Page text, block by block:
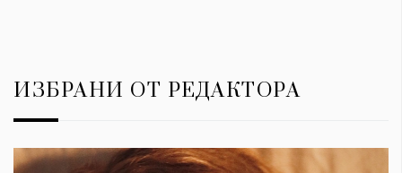
ИЗБРАНИ ОТ РЕДАКТОРА